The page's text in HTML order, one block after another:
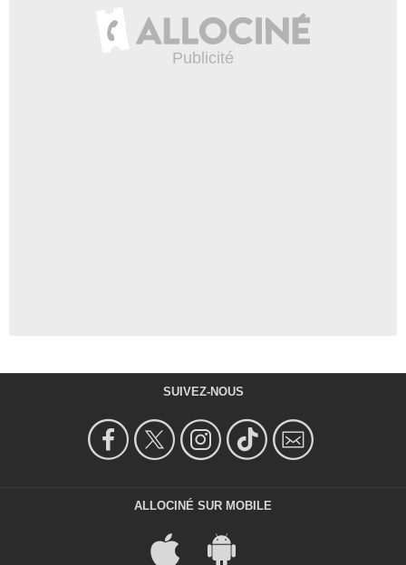
SUIVEZ-NOUS
ALLOCINÉ SUR MOBILE